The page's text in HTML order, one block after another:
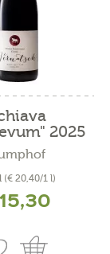
2025
(€ 20,40/1 l)
costi di spedizione